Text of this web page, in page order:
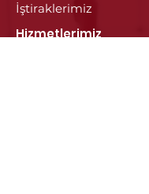
İştiraklerimiz
Hizmetlerimiz